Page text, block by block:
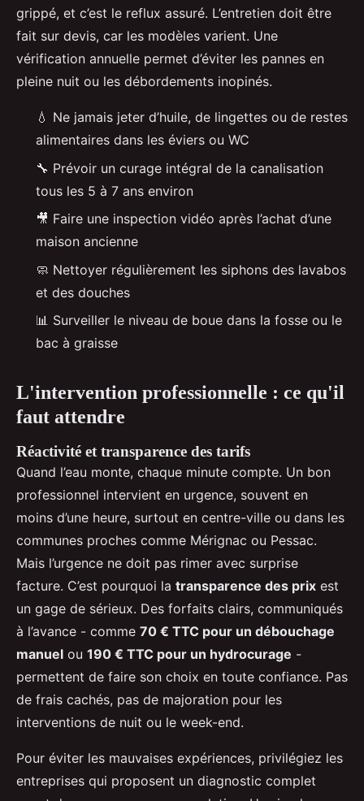
grippé, et c’est le reflux assuré. L’entretien doit être
fait sur devis, car les modèles varient. Une
vérification annuelle permet d’éviter les pannes en
pleine nuit ou les débordements inopinés.
💧 Ne jamais jeter d’huile, de lingettes ou de restes
alimentaires dans les éviers ou WC
🔧 Prévoir un curage intégral de la canalisation
tous les 5 à 7 ans environ
🎥 Faire une inspection vidéo après l’achat d’une
maison ancienne
🧼 Nettoyer régulièrement les siphons des lavabos
et des douches
📊 Surveiller le niveau de boue dans la fosse ou le
bac à graisse
L'intervention professionnelle : ce qu'il
faut attendre
Réactivité et transparence des tarifs
Quand l’eau monte, chaque minute compte. Un bon
professionnel intervient en urgence, souvent en
moins d’une heure, surtout en centre-ville ou dans les
communes proches comme Mérignac ou Pessac.
Mais l’urgence ne doit pas rimer avec surprise
facture. C’est pourquoi la transparence des prix est
un gage de sérieux. Des forfaits clairs, communiqués
à l’avance - comme 70 € TTC pour un débouchage
manuel ou 190 € TTC pour un hydrocurage -
permettent de faire son choix en toute confiance. Pas
de frais cachés, pas de majoration pour les
interventions de nuit ou le week-end.
Pour éviter les mauvaises expériences, privilégiez les
entreprises qui proposent un diagnostic complet